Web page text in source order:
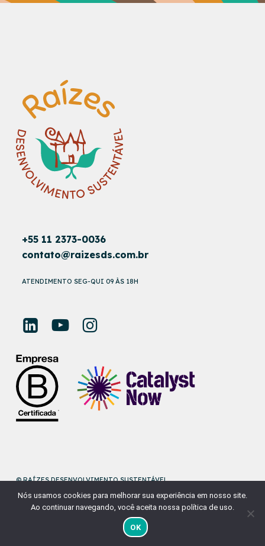
+55 11 2373-0036
contato@raizesds.com.br
ATENDIMENTO SEG-QUI 09 ÀS 18H
© RAÍZES DESENVOLVIMENTO SUSTENTÁVEL
DESENVOLVIDO PORNAÇÃODESIGN
Nós usamos cookies para melhorar sua experiência em nosso site.
Ao continuar navegando, você aceita nossa política de uso.
OK